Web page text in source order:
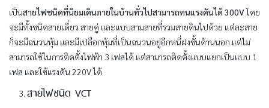
เป็นสายไฟชนิดที่นิยมเดินภายในบ้านทั่วไปสามารถทนแรงดันได้ 300Vโดย
จะมีทั้งชนิดสายเดี่ยว สายคู่ และแบบสามสายที่รวมสายดินไปด้วย แต่ละสาย
ก็จะมีฉนวนหุ้ม และมีเปลือกหุ้มที่เป็นฉนวนอยู่อีกหนึ่ฝงชั้นด้านนอก แต่ไม่
สามารถใช้ในการติดตั้งไฟฟ้า 3 เฟสได้ แต่สามารถติดตั้งแบบแยกเป็นแบบ 1
เฟส และใช้แรงดัน 220V ได้
สายไฟชนิด VCT